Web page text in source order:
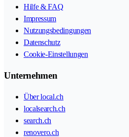
Hilfe & FAQ
Impressum
Nutzungsbedingungen
Datenschutz
Cookie-Einstellungen
Unternehmen
Über local.ch
localsearch.ch
search.ch
renovero.ch